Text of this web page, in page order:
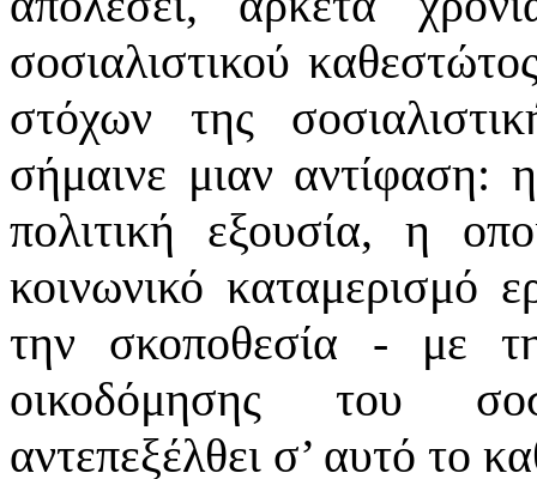
σοσιαλιστικού
στόχων της
σήμαινε μιαν αντίφαση:
πολιτική εξουσία, η
κοινωνικό καταμερισμό
την σκοποθεσία - με
οικοδόμησης του
αντεπεξέλθει σ’ αυτό το